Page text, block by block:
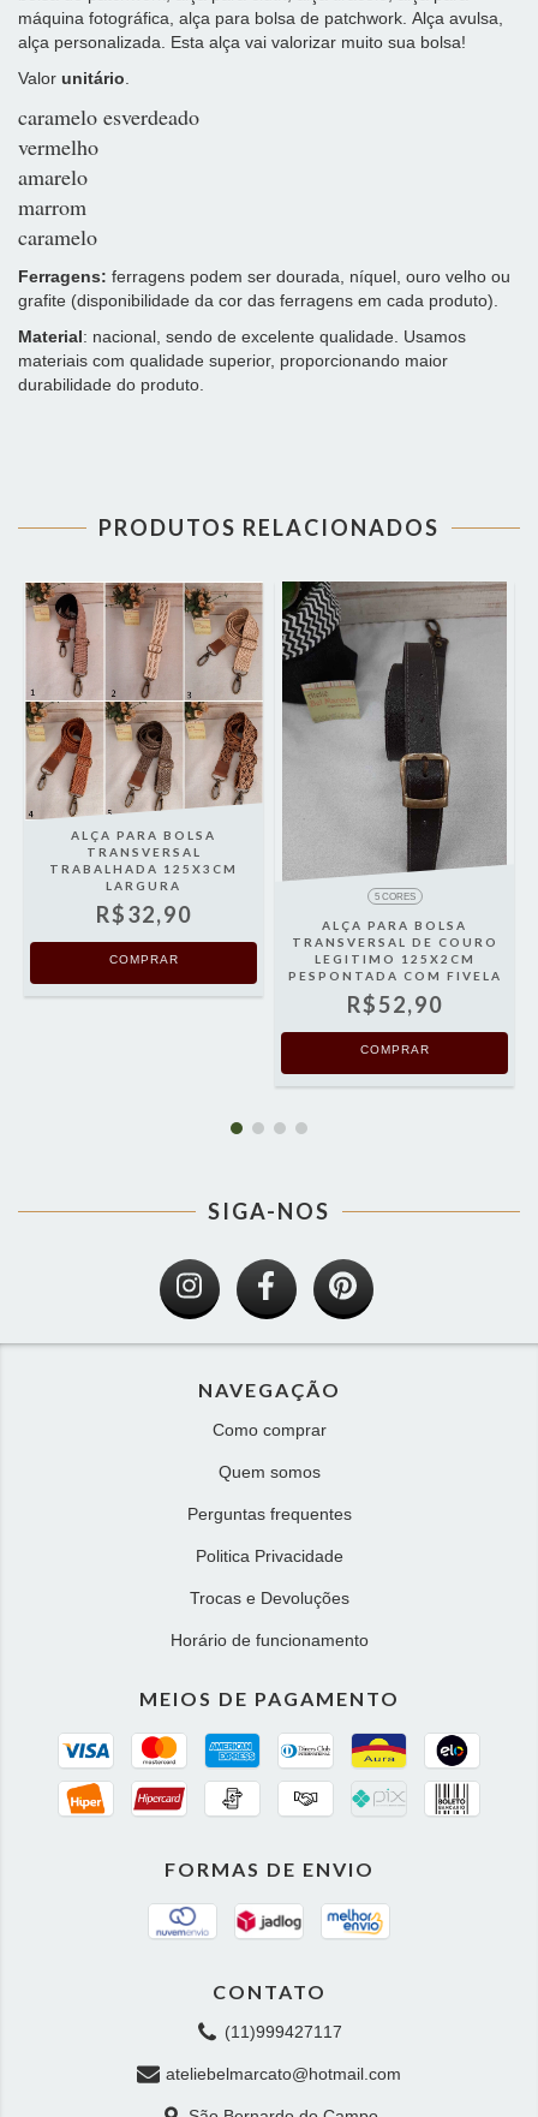
máquina fotográfica, alça para bolsa de patchwork. Alça avulsa,
alça personalizada. Esta alça vai valorizar muito sua bolsa!
Valor unitário.
caramelo esverdeado
vermelho
amarelo
marrom
caramelo
Ferragens: ferragens podem ser dourada, níquel, ouro velho ou
grafite (disponibilidade da cor das ferragens em cada produto).
Material: nacional, sendo de excelente qualidade. Usamos
materiais com qualidade superior, proporcionando maior
durabilidade do produto.
PRODUTOS RELACIONADOS
ALÇA PARA BOLSA
TRANSVERSAL
TRABALHADA 125X3CM
LARGURA
R$32,90
COMPRAR
5 CORES
ALÇA PARA BOLSA
TRANSVERSAL DE COURO
LEGITIMO 125X2CM
PESPONTADA COM FIVELA
R$52,90
COMPRAR
SIGA-NOS
NAVEGAÇÃO
Como comprar
Quem somos
Perguntas frequentes
Politica Privacidade
Trocas e Devoluções
Horário de funcionamento
MEIOS DE PAGAMENTO
FORMAS DE ENVIO
CONTATO
(11)999427117
ateliebelmarcato@hotmail.com